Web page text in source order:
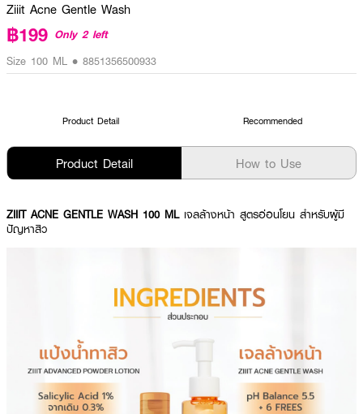
Ziiit Acne Gentle Wash
฿199 Only 2 left
Size 100 ML • 8851356500933
Product Detail Recommended
Product Detail How to Use
ZIIIT ACNE GENTLE WASH 100 ML เจลล้างหน้า สูตรอ่อนโยน สำหรับผู้มี
ปัญหาสิว